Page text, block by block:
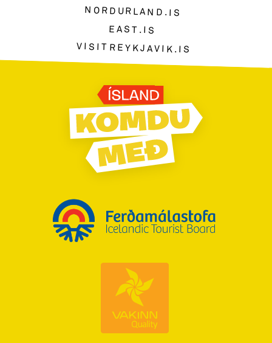
NORDURLAND.IS
EAST.IS
VISITREYKJAVIK.IS